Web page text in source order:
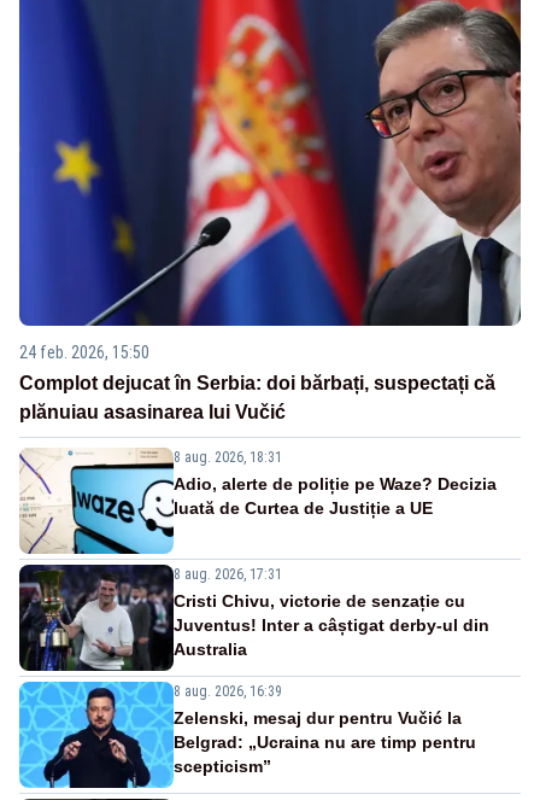
24 feb. 2026, 15:50
Complot dejucat în Serbia: doi bărbați, suspectați că
plănuiau asasinarea lui Vučić
8 aug. 2026, 18:31
Adio, alerte de poliție pe Waze? Decizia
luată de Curtea de Justiție a UE
8 aug. 2026, 17:31
Cristi Chivu, victorie de senzație cu
Juventus! Inter a câștigat derby-ul din
Australia
8 aug. 2026, 16:39
Zelenski, mesaj dur pentru Vučić la
Belgrad: „Ucraina nu are timp pentru
scepticism”